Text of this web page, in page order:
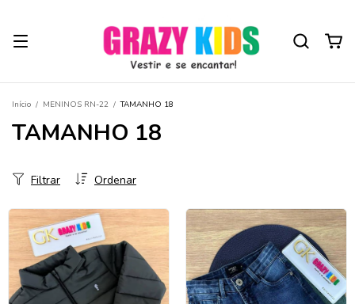
Início / MENINOS RN-22 / TAMANHO 18
TAMANHO 18
Ordenar
Filtrar